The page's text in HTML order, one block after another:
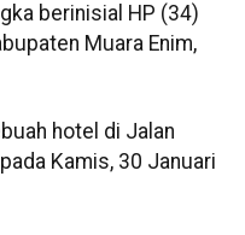
berinisial HP (34)
Muara Enim,
hotel di Jalan
Kamis, 30 Januari